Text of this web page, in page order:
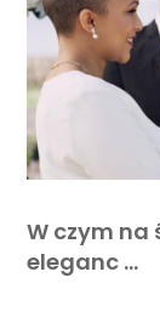
W czym
eleganc …